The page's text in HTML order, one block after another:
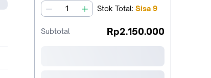
jumlah Stok Total: Sisa 9
Subtotal Rp2.150.000